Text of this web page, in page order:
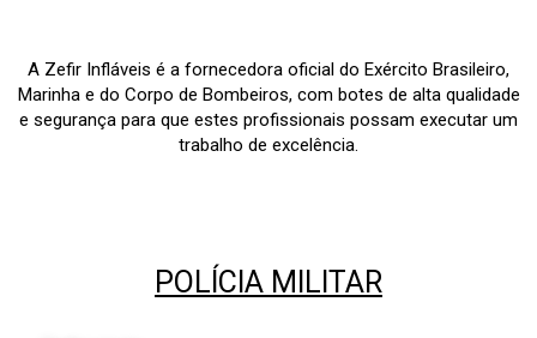
A Zefir Infláveis é a fornecedora oficial do Exército Brasileiro,
Marinha e do Corpo de Bombeiros, com botes de alta qualidade
e segurança para que estes profissionais possam executar um
trabalho de excelência.
POLÍCIA MILITAR